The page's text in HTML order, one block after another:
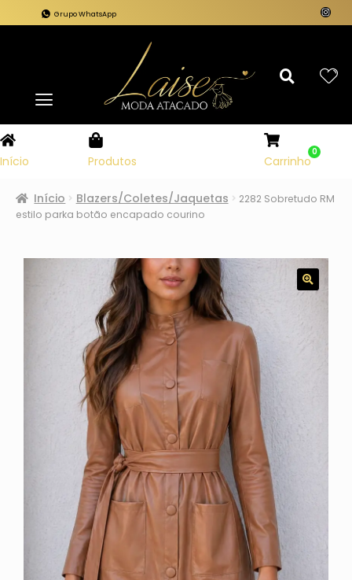
Grupo WhatsApp
Início Produtos Carrinho
0
Início Blazers/Coletes/Jaquetas
2282 Sobretudo RM
estilo parka botão encapado courino